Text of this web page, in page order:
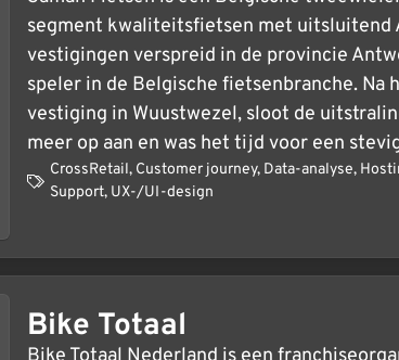
segment kwaliteitsfietsen met uitsluitend
vestigingen verspreid in de provincie
speler in de Belgische fietsenbranche.
vestiging in Wuustwezel, sloot de
meer op aan en was het tijd voor een
CrossRetail, Customer journey, Data-analyse,
Support, UX-/UI-design
Bike Totaal